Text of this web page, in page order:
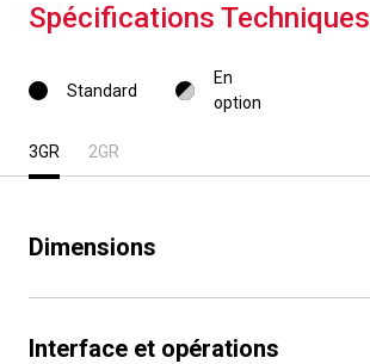
Spécifications Techniques
Standard
En
option
3GR 2GR
Dimensions
Interface et opérations